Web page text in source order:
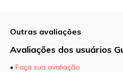
Outras avaliações
Avaliações dos usuários
• Faça sua avaliação